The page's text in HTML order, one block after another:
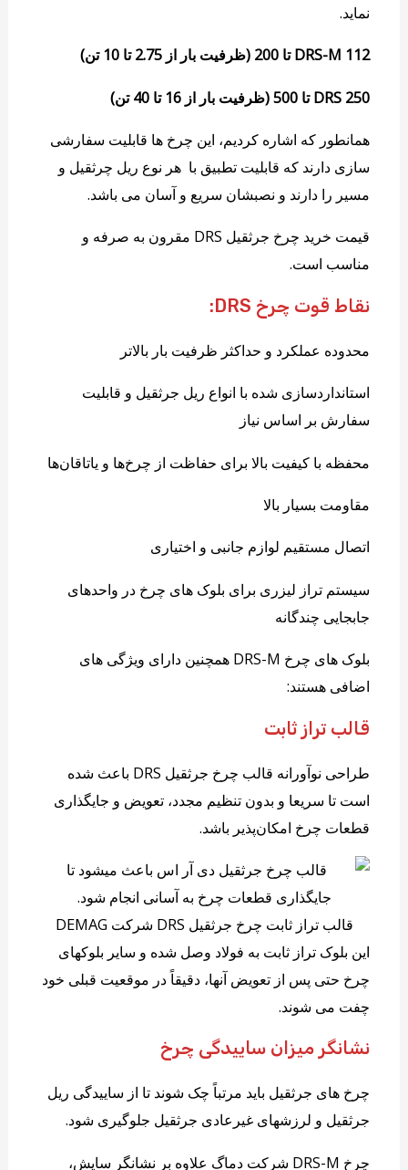
نماید.
DRS-M 112 تا 200 (ظرفیت بار از 2.75 تا 10 تن)
DRS 250 تا 500 (ظرفیت بار از 16 تا 40 تن)
همانطور که اشاره کردیم، این چرخ ها قابلیت سفارشی
سازی دارند که قابلیت تطبیق با هر نوع ریل چرثقیل و
مسیر را دارند و نصبشان سریع و آسان می باشد.
قیمت خرید چرخ جرثقیل DRS مقرون به صرفه و
مناسب است.
نقاط قوت چرخ DRS:
محدوده عملکرد و حداکثر ظرفیت بار بالاتر
استانداردسازی شده با انواع ریل جرثقیل و قابلیت
سفارش بر اساس نیاز
محفظه با کیفیت بالا برای حفاظت از چرخ‌ها و یاتاقان‌ها
مقاومت بسیار بالا
اتصال مستقیم لوازم جانبی و اختیاری
سیستم تراز لیزری برای بلوک های چرخ در واحدهای
جابجایی چندگانه
بلوک های چرخ DRS-M همچنین دارای ویژگی های
اضافی هستند:
قالب تراز ثابت
طراحی نوآورانه قالب چرخ جرثقیل DRS باعث شده
است تا سریعا و بدون تنظیم مجدد، تعویض و جایگذاری
قطعات چرخ امکان‌پذیر باشد.
قالب تراز ثابت چرخ جرثقیل DRS شرکت DEMAG
این بلوک تراز ثابت به فولاد وصل شده و سایر بلوکهای
چرخ حتی پس از تعویض آنها، دقیقاً در موقعیت قبلی خود
چفت می شوند.
نشانگر میزان ساییدگی چرخ
چرخ های جرثقیل باید مرتباً چک شوند تا از ساییدگی ریل
جرثقیل و لرزشهای غیرعادی جرثقیل جلوگیری شود.
چرخ DRS-M شرکت دماگ علاوه بر نشانگر سایش،